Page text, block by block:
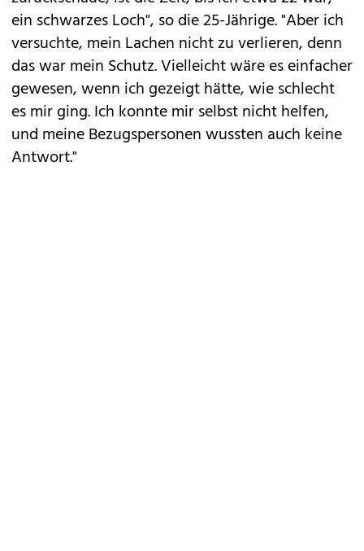
ein schwarzes Loch", so die 25-Jährige. "Aber ich
versuchte, mein Lachen nicht zu verlieren, denn
das war mein Schutz. Vielleicht wäre es einfacher
gewesen, wenn ich gezeigt hätte, wie schlecht
es mir ging. Ich konnte mir selbst nicht helfen,
und meine Bezugspersonen wussten auch keine
Antwort."